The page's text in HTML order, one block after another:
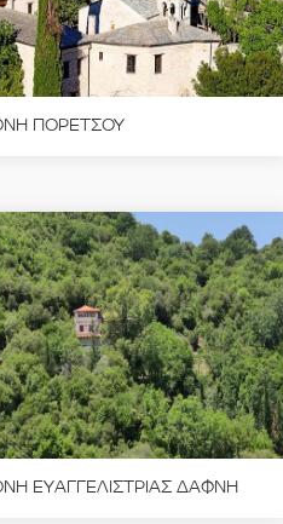
ΠΟΡΕΤΣΟΥ
ΕΥΑΓΓΕΛΙΣΤΡΙΑΣ ΔΑΦΝΗ